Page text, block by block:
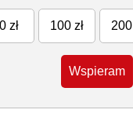
zł 100 zł 200
Wspieram